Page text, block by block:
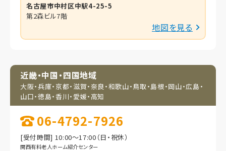
名古屋市中村区中駅4-25-5
第2森ビル7階
地図を見る
近畿・中国・四国地域
大阪・兵庫・京都・滋賀・奈良・和歌山・鳥取・島根・岡山・広島・
山口・徳島・香川・愛媛・高知
06-4792-7926
[受付時間] 10:00～17:00（日・祝休）
関西有料老人ホーム紹介センター